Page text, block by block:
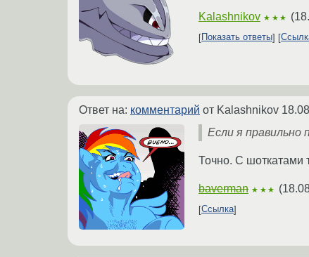
Kalashnikov ★★★ (
Показать ответы
Ответ на: комментарий от Kalashnikov
Если я правильно
Точно. С шоткатами
baverman ★★★ (
Ссылка